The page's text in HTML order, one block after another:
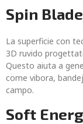
Spin
La superficie con
3D ruvido
Questo aiuta a
come vibora,
campo.
Soft